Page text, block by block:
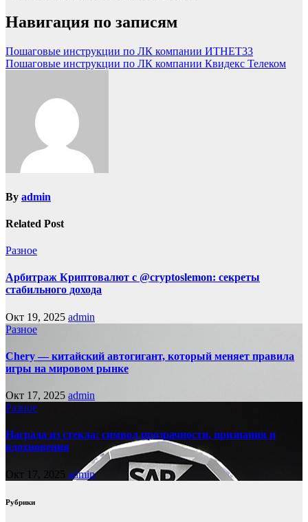
Навигация по записям
Пошаговые инструкции по ЛК компании ИТНЕТ33
Пошаговые инструкции по ЛК компании Квидекс Телеком
By admin
Related Post
Разное
Арбитраж Криптовалют с @cryptoslemon: секреты
стабильного дохода
Окт 19, 2025 admin
Разное
Chery — китайский автогигант, который меняет правила
игры на мировом рынке
Окт 17, 2025 admin
Разное
Награда из стекла: символ прозрачности, признания и
вдохновения
Окт 17, 2025 admin
Рубрики